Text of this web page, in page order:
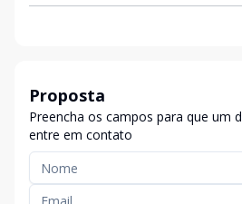
Proposta
Preencha os campos para que um
entre em contato